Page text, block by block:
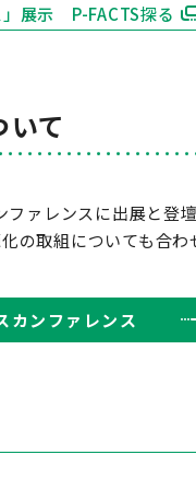
展示 P-FACTS探る
て
ァレンスに出展と登壇
の取組についても合わ
カンファレンス